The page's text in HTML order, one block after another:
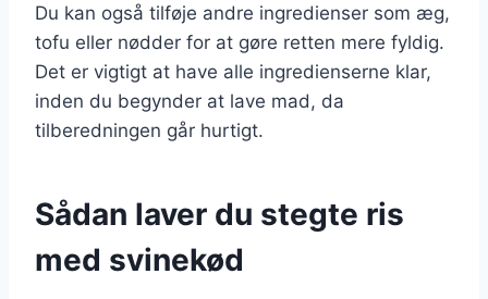
Du kan også tilføje andre ingredienser som æg,
tofu eller nødder for at gøre retten mere fyldig.
Det er vigtigt at have alle ingredienserne klar,
inden du begynder at lave mad, da
tilberedningen går hurtigt.
Sådan laver du stegte ris
med svinekød